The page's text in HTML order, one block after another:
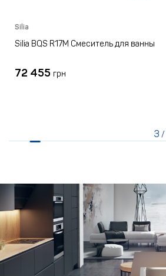
Silia
Silia BQS R17M Смеситель для ванны
72 455 грн
3 /